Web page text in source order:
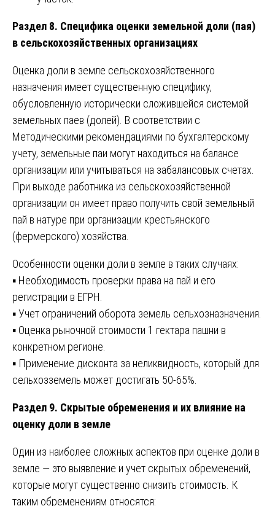
Раздел 8. Специфика оценки земельной доли (пая)
в сельскохозяйственных организациях
Оценка доли в земле сельскохозяйственного
назначения имеет существенную специфику,
обусловленную исторически сложившейся системой
земельных паев (долей). В соответствии с
Методическими рекомендациями по бухгалтерскому
учету, земельные паи могут находиться на балансе
организации или учитываться на забалансовых счетах.
При выходе работника из сельскохозяйственной
организации он имеет право получить свой земельный
пай в натуре при организации крестьянского
(фермерского) хозяйства.
Особенности оценки доли в земле в таких случаях:
▪️ Необходимость проверки права на пай и его
регистрации в ЕГРН.
▪️ Учет ограничений оборота земель сельхозназначения.
▪️ Оценка рыночной стоимости 1 гектара пашни в
конкретном регионе.
▪️ Применение дисконта за неликвидность, который для
сельхозземель может достигать 50-65%.
Раздел 9. Скрытые обременения и их влияние на
оценку доли в земле
Один из наиболее сложных аспектов при оценке доли в
земле — это выявление и учет скрытых обременений,
которые могут существенно снизить стоимость. К
таким обременениям относятся: